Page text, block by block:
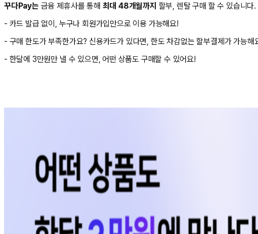
꾸다Pay는 금융 제휴사를 통해 최대 48개월까지 할부, 렌탈 구매 할 수 있습니다.
- 카드 발급 없이, 누구나 회원가입만으로 이용 가능해요!
- 구매 한도가 부족한가요? 신용카드가 있다면, 한도 차감없는 할부결제가 가능해
- 한달에 3만원만 낼 수 있으면, 어떤 상품도 구매할 수 있어요!